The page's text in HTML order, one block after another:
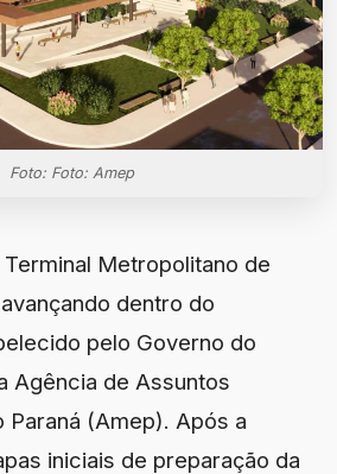
Foto: Foto: Amep
Metropolitano de
dentro do
pelo Governo do
Agência de Assuntos
(Amep). Após a
iniciais de preparação da